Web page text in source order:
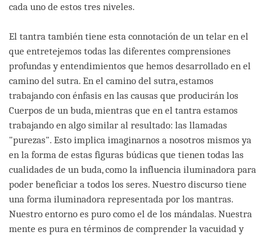
cada uno de estos tres niveles.
El tantra también tiene esta connotación de un telar en el
que entretejemos todas las diferentes comprensiones
profundas y entendimientos que hemos desarrollado en el
camino del sutra. En el camino del sutra, estamos
trabajando con énfasis en las causas que producirán los
Cuerpos de un buda, mientras que en el tantra estamos
trabajando en algo similar al resultado: las llamadas
"purezas". Esto implica imaginarnos a nosotros mismos ya
en la forma de estas figuras búdicas que tienen todas las
cualidades de un buda, como la influencia iluminadora para
poder beneficiar a todos los seres. Nuestro discurso tiene
una forma iluminadora representada por los mantras.
Nuestro entorno es puro como el de los mándalas. Nuestra
mente es pura en términos de comprender la vacuidad y